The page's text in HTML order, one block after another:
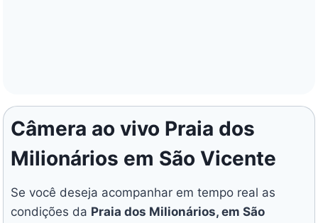
Câmera ao vivo Praia dos Milionários em São
Câmera ao vivo Praia dos
Milionários em São Vicente
Se você deseja acompanhar em tempo real as
condições da Praia dos Milionários, em São